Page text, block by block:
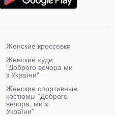
Женские кроссовки
Женские худи
"Доброго вечора ми
з України"
Женские спортивные
костюмы "Доброго
вечора, ми з
України"